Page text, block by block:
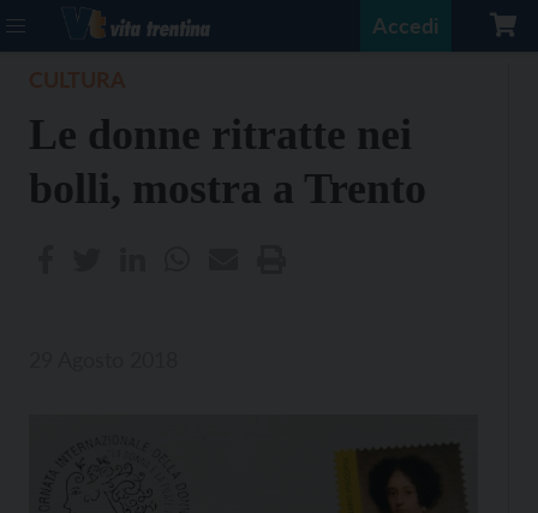
Accedi
Le donne ritratte nei
bolli, mostra a Trento